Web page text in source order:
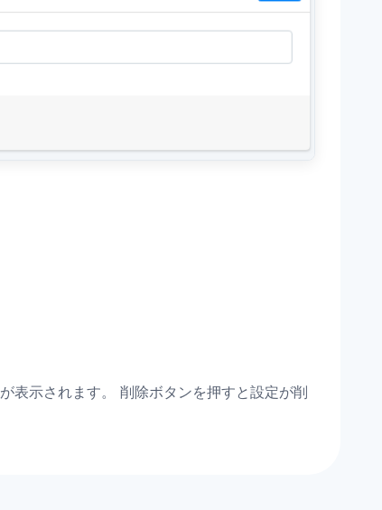
表示されます。 削除ボタンを押すと設定が削